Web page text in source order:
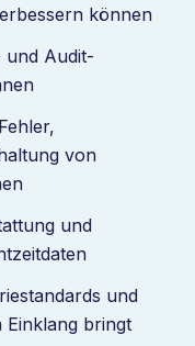
können
und Audit-
von
und
und
Einklang bringt